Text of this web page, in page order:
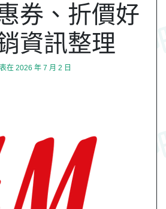
券、折價好
資訊整理
在 2026 年 7 月 2 日